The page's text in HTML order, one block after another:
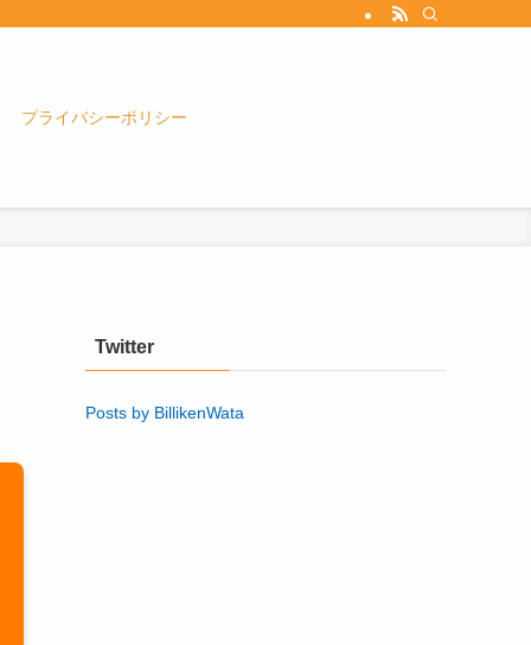
プライバシーポリシー
Twitter
Posts by BillikenWata